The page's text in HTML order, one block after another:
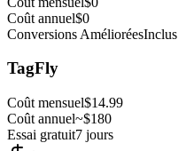
Coût annuel$0
Conversions AmélioréesInclus
TagFly
Coût mensuel$14.99
Coût annuel~$180
Essai gratuit7 jours